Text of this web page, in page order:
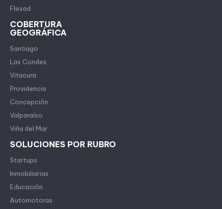
Flesad
COBERTURA
GEOGRÁFICA
Santiago
Las Condes
Vitacura
Providencia
Concepción
Valparaíso
Viña del Mar
SOLUCIONES POR RUBRO
Startups
Inmobiliarias
Educación
Automotoras